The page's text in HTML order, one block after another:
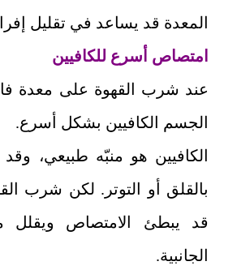
المعدة قد يساعد في تقليل
امتصاص أسرع للكافيين
عند شرب القهوة على معدة
الجسم الكافيين بشكل أسرع.
الكافيين هو منبّه طبيعي،
بالقلق أو التوتر. لكن شرب
قد يبطئ الامتصاص ويقلل
الجانبية.